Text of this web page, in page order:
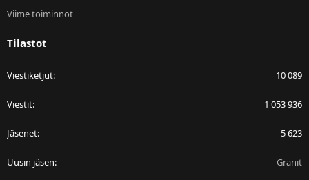
Viime toiminnot
Tilastot
Viestiketjut 10 089
Viestit 1 053 936
Jäsenet 5 623
Uusin jäsen Granit